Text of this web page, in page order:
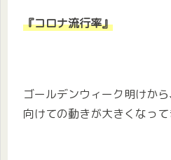
『コロナ流行率』
ゴールデンウィーク明けか
向けての動きが大きくなって